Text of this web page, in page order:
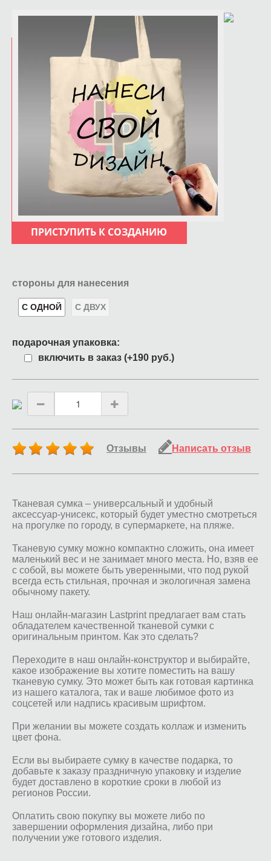
ПРИСТУПИТЬ К СОЗДАНИЮ
стороны для нанесения
С ОДНОЙ С ДВУХ
подарочная упаковка:
включить в заказ (+190 руб.)
Отзывы Написать отзыв
Тканевая сумка – универсальный и удобный
аксессуар-унисекс, который будет уместно смотреться
на прогулке по городу, в супермаркете, на пляже.
Тканевую сумку можно компактно сложить, она имеет
маленький вес и не занимает много места. Но, взяв ее
с собой, вы можете быть уверенными, что под рукой
всегда есть стильная, прочная и экологичная замена
обычному пакету.
Наш онлайн-магазин Lastprint предлагает вам стать
обладателем качественной тканевой сумки с
оригинальным принтом. Как это сделать?
Переходите в наш онлайн-конструктор и выбирайте,
какое изображение вы хотите поместить на вашу
тканевую сумку. Это может быть как готовая картинка
из нашего каталога, так и ваше любимое фото из
соцсетей или надпись красивым шрифтом.
При желании вы можете создать коллаж и изменить
цвет фона.
Если вы выбираете сумку в качестве подарка, то
добавьте к заказу праздничную упаковку и изделие
будет доставлено в короткие сроки в любой из
регионов России.
Оплатить свою покупку вы можете либо по
завершении оформления дизайна, либо при
получении уже готового изделия.